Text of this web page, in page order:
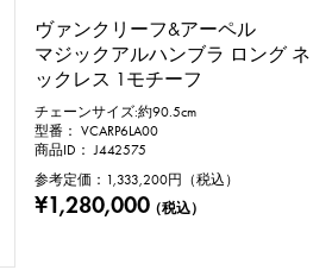
ヴァンクリーフ&アーペル
マジックアルハンブラ ロング ネ
ックレス 1モチーフ
チェーンサイズ:約90.5cm
型番： VCARP6LA00
商品ID： J442575
参考定価： 1,333,200円（税込）
¥1,280,000（税込）